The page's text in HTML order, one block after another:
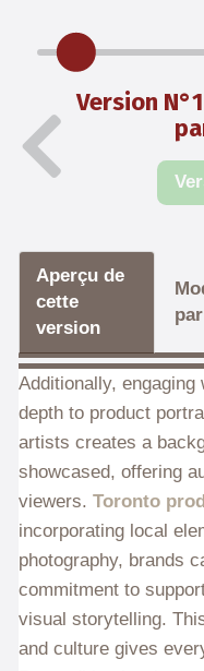
Version
Aperçu de
cette
version